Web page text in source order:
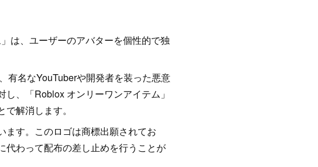
は、ユーザーのアバターを個性的で独
有名なYouTuberや開発者を装った悪意
、「Roblox オンリーワンアイテム」
解消します。
ます。このロゴは商標出願されてお
代わって配布の差し止めを行うことが